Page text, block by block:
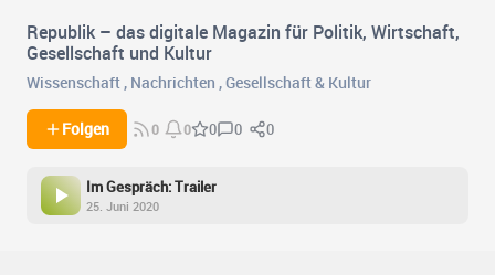
Republik – das digitale Magazin für Politik, Wirtschaft,
Gesellschaft und Kultur
Wissenschaft , Nachrichten ,Gesellschaft & Kultur
Folgen 0 0 0 0 0
Im Gespräch: Trailer
25. Juni 2020